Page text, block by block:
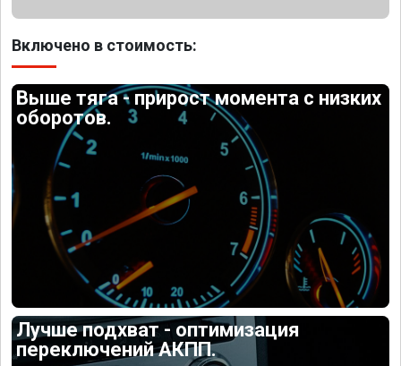
Включено в стоимость:
Выше тяга - прирост момента с низких
оборотов.
Лучше подхват - оптимизация
переключений АКПП.